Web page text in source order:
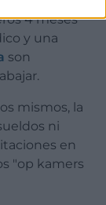
4 meses
y una
son
ni
en
"op kamers